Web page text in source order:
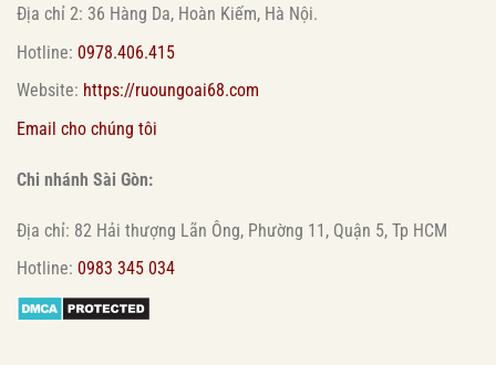
Địa chỉ 2: 36 Hàng Da, Hoàn Kiếm, Hà Nội.
Hotline: 0978.406.415
Website: https://ruoungoai68.com
Email cho chúng tôi
Chi nhánh Sài Gòn:
Địa chỉ: 82 Hải thượng Lãn Ông, Phường 11, Quận 5, Tp HCM
Hotline: 0983 345 034